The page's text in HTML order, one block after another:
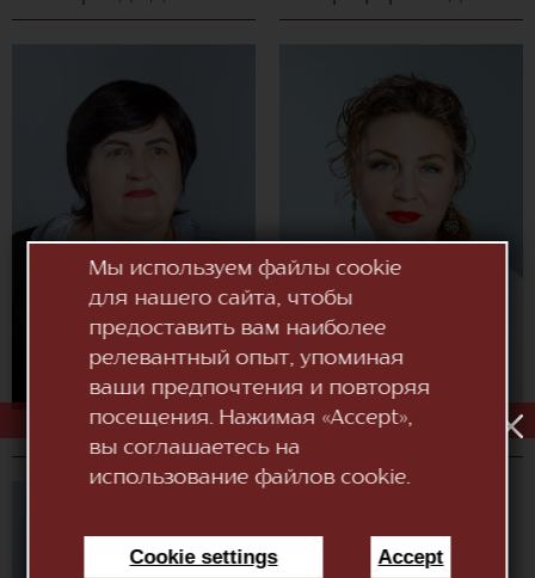
Мы используем файлы cookie
для нашего сайта, чтобы
предоставить вам наиболее
релевантный опыт, упоминая
ваши предпочтения и повторяя
посещения. Нажимая «Accept»,
вы соглашаетесь на
использование файлов cookie.
Cookie settings Accept
Анна Раковицэ Людмила Ревуцкая